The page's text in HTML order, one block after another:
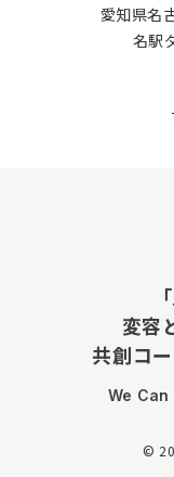
愛知県名
名駅
変容
共創コ
We
©